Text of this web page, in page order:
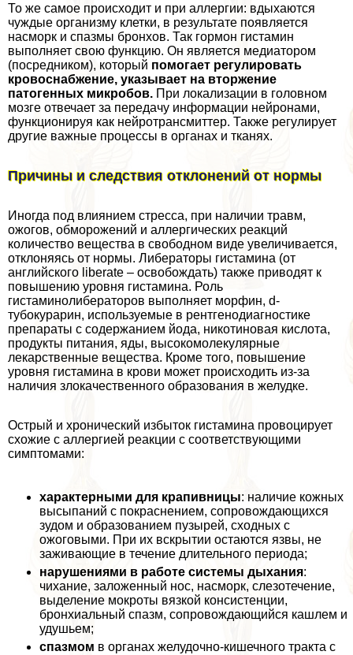
То же самое происходит и при аллергии: вдыхаются
чуждые организму клетки, в результате появляется
насморк и спазмы бронхов. Так гормон гистамин
выполняет свою функцию. Он является медиатором
(посредником), который помогает регулировать
кровоснабжение, указывает на вторжение
патогенных микробов. При локализации в головном
мозге отвечает за передачу информации нейронами,
функционируя как нейротрaнcмиттер. Также регулирует
другие важные процессы в органах и тканях.
Причины и следствия отклонений от нормы
Иногда под влиянием стресса, при наличии травм,
ожогов, обморожений и аллергических реакций
количество вещества в свободном виде увеличивается,
отклоняясь от нормы. Либераторы гистамина (от
английского liberate – освобождать) также приводят к
повышению уровня гистамина. Роль
гистаминолибераторов выполняет морфин, d-
тубокурарин, используемые в рентгенодиагностике
препараты с содержанием йода, никотиновая кислота,
продукты питания, яды, высокомолекулярные
лекарственные вещества. Кроме того, повышение
уровня гистамина в крови может происходить из-за
наличия злокачественного образования в желудке.
Острый и хронический избыток гистамина провоцирует
схожие с аллергией реакции с соответствующими
симптомами:
хаpaктерными для крапивницы: наличие кожных
высыпаний с покраснением, сопровождающихся
зудом и образованием пузырей, сходных с
ожоговыми. При их вскрытии остаются язвы, не
заживающие в течение длительного периода;
нарушениями в работе системы дыхания:
чихание, заложенный нос, насморк, слезотечение,
выделение мокроты вязкой консистенции,
бронхиальный спазм, сопровождающийся кашлем и
удушьем;
спазмом в органах желудочно-кишечного тpaкта с